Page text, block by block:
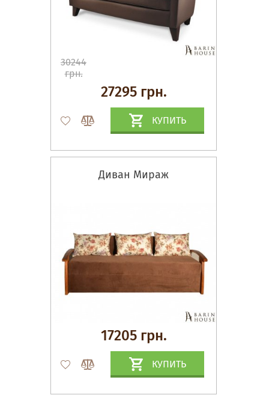
30244
грн.
27295 грн.
КУПИТЬ
Диван Мираж
17205 грн.
КУПИТЬ